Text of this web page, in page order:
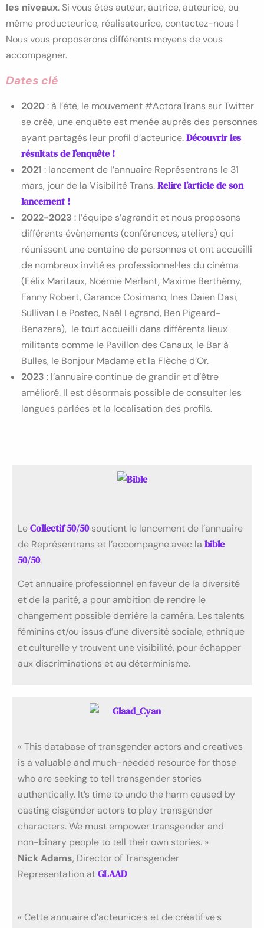
les niveaux. Si vous êtes auteur, autrice, auteurice, ou
même producteurice, réalisateurice, contactez-nous !
Nous vous proposerons différents moyens de vous
accompagner.
Dates clé
2020: à l’été, le mouvement #ActoraTrans sur Twitter
se créé, une enquête est menée auprès des personnes
ayant partagés leur profil d’acteurice.Découvrir les
résultats de l’enquête !
2021 : lancement de l’annuaire Représentrans le 31
mars, jour de la Visibilité Trans.Relire l’article de son
lancement !
2022-2023 : l’équipe s’agrandit et nous proposons
différents évènements (conférences, ateliers) qui
réunissent une centaine de personnes et ont accueilli
de nombreux invité·es professionnel·les du cinéma
(Félix Maritaux, Noémie Merlant, Maxime Berthémy,
Fanny Robert, Garance Cosimano, Ines Daien Dasi,
Sullivan Le Postec, Naël Legrand, Ben Pigeard-
Benazera), le tout accueilli dans différents lieux
militants comme le Pavillon des Canaux, le Bar à
Bulles, le Bonjour Madame et la Flèche d’Or.
2023 : l’annuaire continue de grandir et d’être
amélioré. Il est désormais possible de consulter les
langues parlées et la localisation des profils.
LeCollectif 50/50soutient le lancement de l’annuaire
de Représentrans et l’accompagne avec la bible
50/50.
Cet annuaire professionnel en faveur de la diversité
et de la parité, a pour ambition de rendre le
changement possible derrière la caméra. Les talents
féminins et/ou issus d’une diversité sociale, ethnique
et culturelle y trouvent une visibilité, pour échapper
aux discriminations et au déterminisme.
« This database of transgender actors and creatives
is a valuable and much-needed resource for those
who are seeking to tell transgender stories
authentically. It’s time to undo the harm caused by
casting cisgender actors to play transgender
characters. We must empower transgender and
non-binary people to tell their own stories. »
Nick Adams, Director of Transgender
Representation atGLAAD
« Cette annuaire d’acteur·ice·s et de créatif·ve·s